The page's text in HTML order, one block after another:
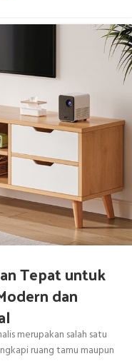
Tepat untuk
dan
merupakan salah satu
ruang tamu maupun